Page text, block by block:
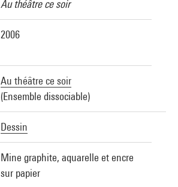
Au théâtre ce soir
2006
Au théâtre ce soir
(Ensemble dissociable)
Dessin
Mine graphite, aquarelle et encre
sur papier